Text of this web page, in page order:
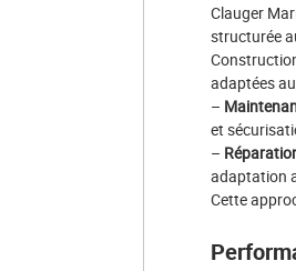
Clauger
structurée
adaptées
–
et
–
adaptation
Cette